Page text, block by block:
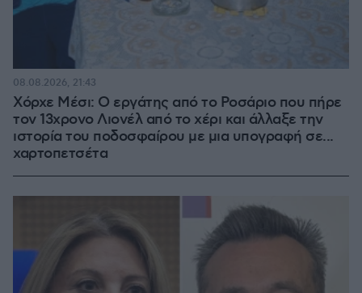
Χόρχε Μέσι: Ο εργάτης από το Ροσάριο που πήρε
τον 13χρονο Λιονέλ από το χέρι και άλλαξε την
ιστορία του ποδοσφαίρου με μια υπογραφή σε...
χαρτοπετσέτα
08.08.2026, 21:43